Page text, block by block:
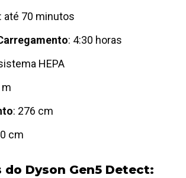
: até 70 minutos
: 4:30 horas
HEPA
m
: 276 cm
cm
do Dyson Gen5 Detect: